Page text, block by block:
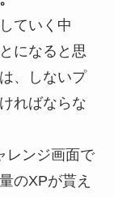
ていく中
になると思
、しないプ
ればならな
レンジ画面で
のXPが貰え